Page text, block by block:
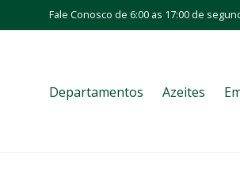
Fale Conosco de 6:00 as 17:00 de
Departamentos Azeites